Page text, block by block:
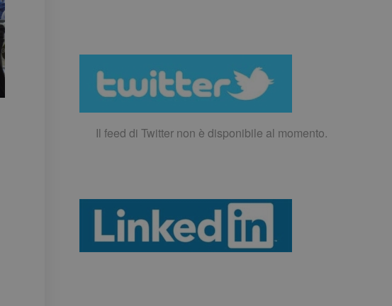
Il feed di Twitter non è disponibile al momento.